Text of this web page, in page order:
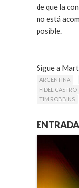
de que la
no está
posible.
Sigue a
ARGENTINA
FIDEL CASTRO
TIM ROBBINS